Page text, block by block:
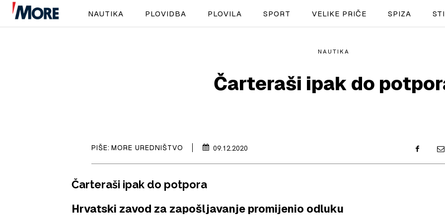
SPORT
NAUTIKA PLOVIDBA PLOVILA SPORT VELIKE PRIČE SPIZA
NAUTIKA
Čarteraši ipak do
PIŠE: MORE UREDNIŠTVO 09.12.2020
Čarteraši ipak do potpora
Hrvatski zavod za zapošljavanje promijenio odluku